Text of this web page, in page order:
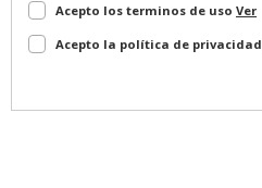
Acepto los terminos de uso Ver
Acepto la política de privacidad